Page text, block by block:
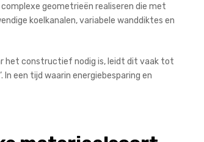
geometrieën realiseren die met
koelkanalen, variabele wanddiktes en
het constructief nodig is, leidt dit vaak tot
een tijd waarin energiebesparing en